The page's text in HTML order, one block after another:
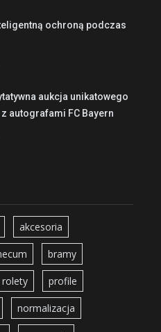
ochroną podczas
aukcja unikatowego
autografami FC Bayern
akcesoria
bramy
rolety profile
normalizacja